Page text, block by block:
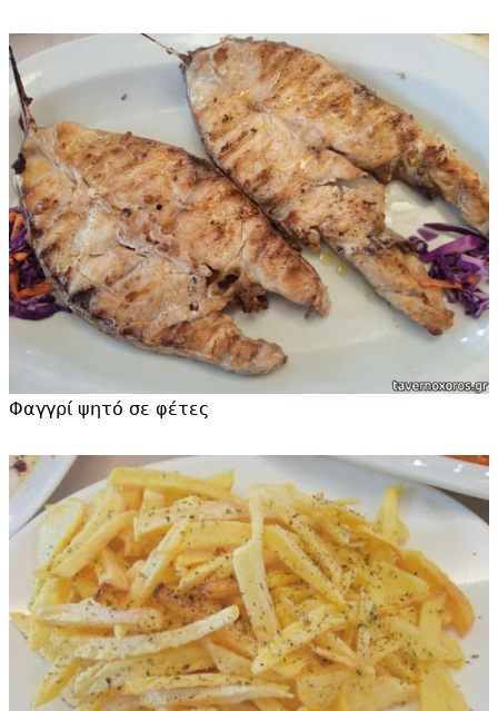
Φαγγρί ψητό σε φέτες